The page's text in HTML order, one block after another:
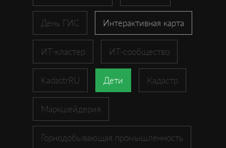
День ГИС Интерактивная карта
ИТ-кластер ИТ-сообщество
KadastrRU Дети Кадастр
Маркшейдерия
Горнодобывающая промышленность